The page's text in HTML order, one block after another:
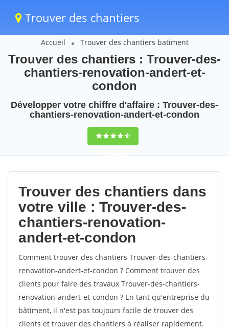
Trouver des chantiers
Accueil Trouver des chantiers batiment
Trouver des chantiers : Trouver-des-
chantiers-renovation-andert-et-
condon
Développer votre chiffre d'affaire : Trouver-des-
chantiers-renovation-andert-et-condon
9,5(100%)90
votes
Trouver des chantiers dans
votre ville : Trouver-des-
chantiers-renovation-
andert-et-condon
Comment trouver des chantiers Trouver-des-chantiers-
renovation-andert-et-condon ? Comment trouver des
clients pour faire des travaux Trouver-des-chantiers-
renovation-andert-et-condon ? En tant qu'entreprise du
bâtiment, il n'est pas toujours facile de trouver des
clients et trouver des chantiers à réaliser rapidement.